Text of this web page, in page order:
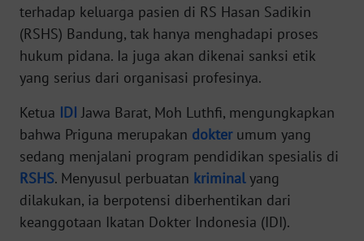
terhadap keluarga pasien di RS Hasan Sadikin
(RSHS) Bandung, tak hanya menghadapi proses
hukum pidana. Ia juga akan dikenai sanksi etik
yang serius dari organisasi profesinya.
Ketua IDI Jawa Barat, Moh Luthfi, mengungkapkan
bahwa Priguna merupakan dokterumum yang
sedang menjalani program pendidikan spesialis di
RSHS. Menyusul perbuatan kriminalyang
dilakukan, ia berpotensi diberhentikan dari
keanggotaan Ikatan Dokter Indonesia (IDI).
BERITA
KONTAK
INFO
IKLAN
TENTANG
PEDOMAN